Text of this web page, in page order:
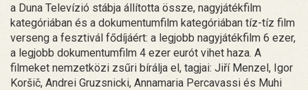
a Duna Televízió stábja állította össze, nagyjátékfilm
kategóriában és a dokumentumfilm kategóriában tíz-tíz film
verseng a fesztivál fődíjáért: a legjobb nagyjátékfilm 6 ezer,
a legjobb dokumentumfilm 4 ezer eurót vihet haza. A
filmeket nemzetközi zsűri bírálja el, tagjai: Jiří Menzel, Igor
Koršič, Andrei Gruzsnicki, Annamaria Percavassi és Muhi